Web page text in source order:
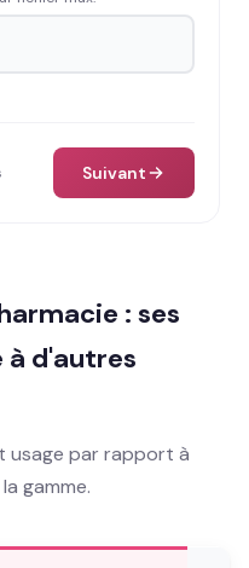
Suivant
: ses
d'autres
usage par rapport à
gamme.